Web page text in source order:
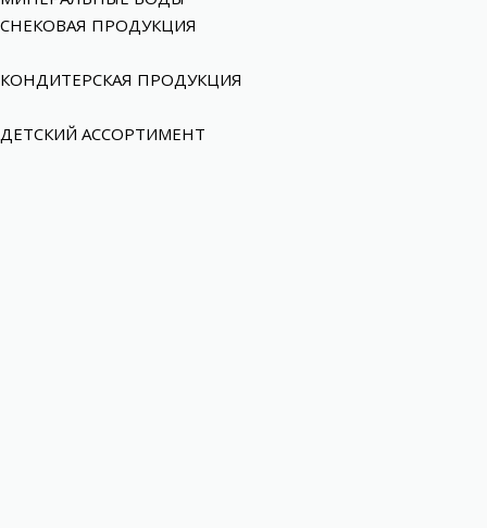
СНЕКОВАЯ ПРОДУКЦИЯ
КОНДИТЕРСКАЯ ПРОДУКЦИЯ
ДЕТСКИЙ АССОРТИМЕНТ